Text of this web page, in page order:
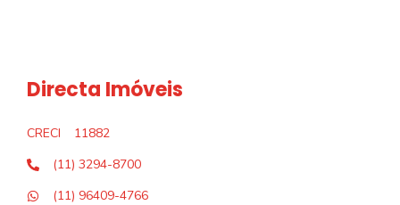
Directa Imóveis
CRECI
11882
(11) 3294-8700
(11) 96409-4766